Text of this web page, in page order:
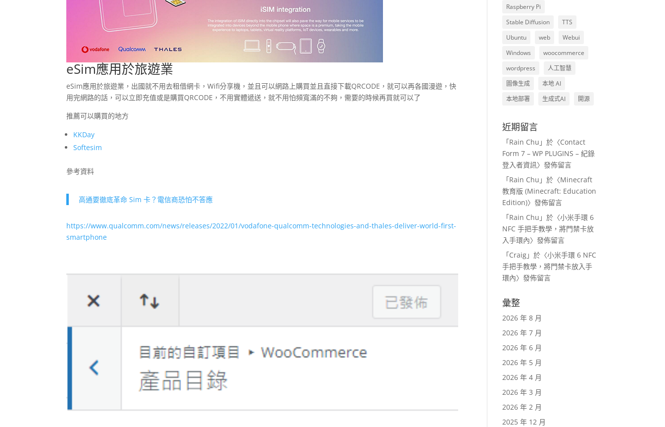
eSim應用於旅遊業
eSim應用於旅遊業，出國就不用去租借網卡，Wifi分享機，並且可以網路上購買並且直接下載QRCODE，就可以再各國漫遊，快
用完網路的話，可以立即充值或是購買QRCODE，不用實體遞送，就不用怕頻寬滿的不夠，需要的時候再買就可以了
推薦可以購買的地方
KKDay
Softesim
參考資料
高通要徹底革命 Sim 卡？電信商恐怕不答應
https://www.qualcomm.com/news/releases/2022/01/vodafone-qualcomm-technologies-and-thales-deliver-world-first-
smartphone
Raspberry Pi
Stable Diffusion
TTS
Ubuntu
web
Webui
Windows
woocommerce
wordpress
人工智慧
圖像生成
本地 AI
本地部署
生成式AI 開源
近期留言
「Rain Chu 」於〈Contact
Form 7 – WP PLUGINS – 紀錄
登入者資訊〉發佈留言
「Rain Chu 」於〈Minecraft
教育版 (Minecraft: Education
Edition)〉發佈留言
「Rain Chu 」於〈小米手環 6
NFC 手把手教學，將門禁卡放
入手環內〉發佈留言
「Craig 」於〈小米手環 6 NFC
手把手教學，將門禁卡放入手
環內〉發佈留言
彙整
2026 年 8 月
2026 年 7 月
2026 年 6 月
2026 年 5 月
2026 年 4 月
2026 年 3 月
2026 年 2 月
2025 年 12 月